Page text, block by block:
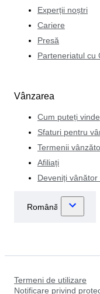
Experții noștri
Cariere
Presă
Parteneriatul cu
Vânzarea
Cum puteți vinde
Sfaturi pentru
Termenii
Afiliați
Deveniți vânător
Termeni de utilizare
Notificare privind